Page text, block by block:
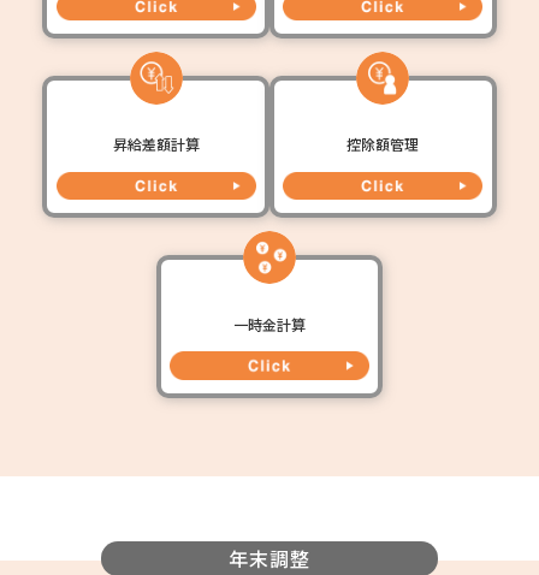
昇給差額計算 控除額管理
一時金計算
年末調整